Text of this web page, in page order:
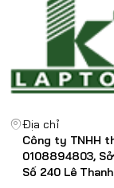
Địa chỉ
Công ty TNHH
0108894803,
Số 240 Lê